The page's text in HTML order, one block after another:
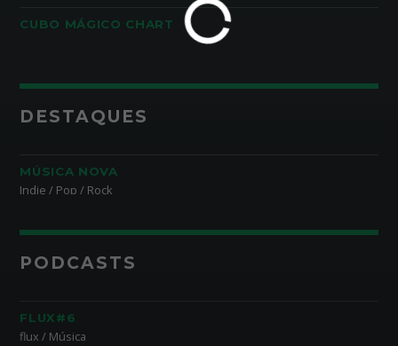
CUBO MÁGICO CHART
DESTAQUES
MÚSICA NOVA
Indie / Pop / Rock
PODCASTS
FLUX#6
flux / Música